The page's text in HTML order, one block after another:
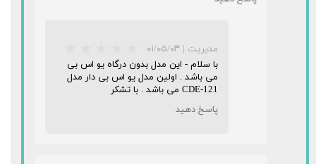
مدیریت | ۰۱/۰۵/۰۳
با سلام - این مدل بدون درگاه یو اس بی
می باشد . اولین مدل یو اس بی دار مدل
CDE-121 می باشد . با تشکر
پاسخ دهید